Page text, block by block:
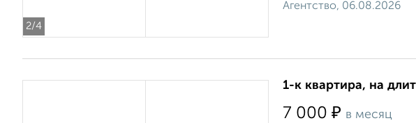
2/4
Агентство, 06.08.2026
1-к квартира, на
7 000 ₽ в месяц